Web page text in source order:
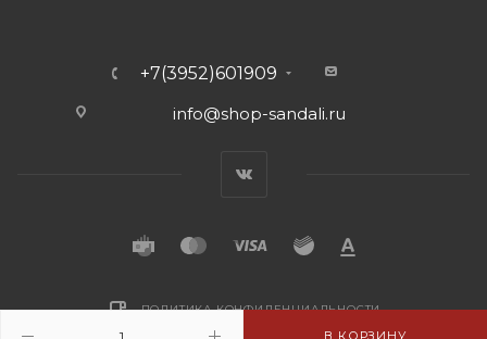
В КОРЗИНУ
+7(3952)601909
info@shop-sandali.ru
ПОЛИТИКА КОНФИДЕНЦИАЛЬНОСТИ